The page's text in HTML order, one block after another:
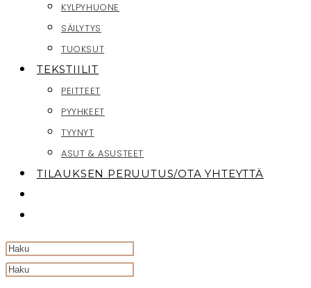
KYLPYHUONE
SÄILYTYS
TUOKSUT
TEKSTIILIT
PEITTEET
PYYHKEET
TYYNYT
ASUT & ASUSTEET
TILAUKSEN PERUUTUS/OTA YHTEYTTÄ
Search